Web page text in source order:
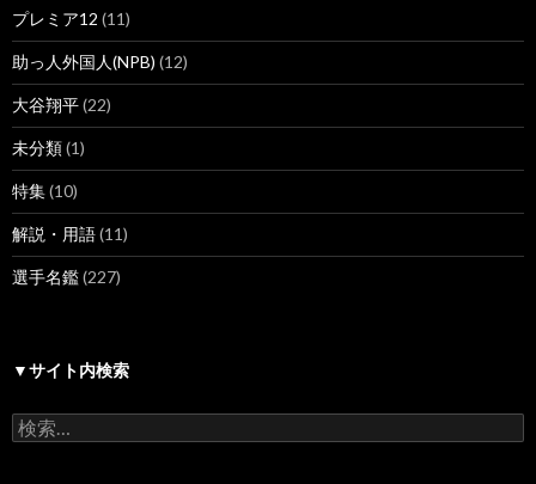
プレミア12 (11)
助っ人外国人(NPB) (12)
大谷翔平(22)
未分類(1)
特集(10)
解説・用語(11)
選手名鑑(227)
▼サイト内検索
検
索: